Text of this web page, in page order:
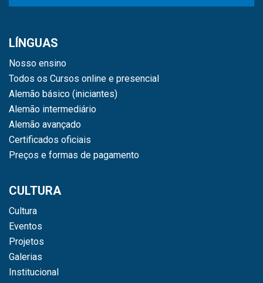
LÍNGUAS
Nosso ensino
Todos os Cursos online e presencial
Alemão básico (iniciantes)
Alemão intermediário
Alemão avançado
Certificados oficiais
Preços e formas de pagamento
CULTURA
Cultura
Eventos
Projetos
Galerias
Institucional